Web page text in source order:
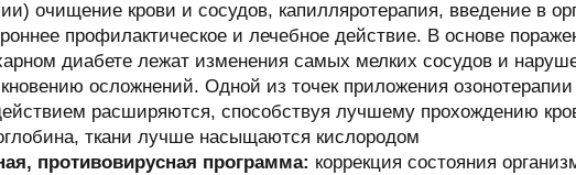
очищение крови и сосудов, капилляротерапия, введение в
профилактическое и лечебное действие. В основе
диабете лежат изменения самых мелких сосудов и
осложнений. Одной из точек приложения
расширяются, способствуя лучшему прохождению
ткани лучше насыщаются кислородом
противовирусная программа: коррекция состояния